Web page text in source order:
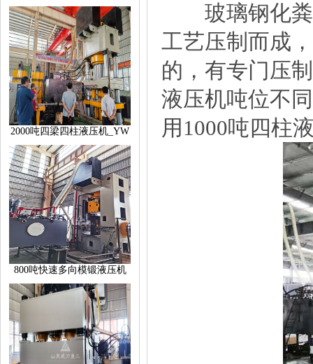
2000吨四梁四柱液压机_YW
800吨快速多向模锻液压机
玻璃钢化粪
工艺压制而成
的，有专门压
液压机吨位不
用1000吨四柱